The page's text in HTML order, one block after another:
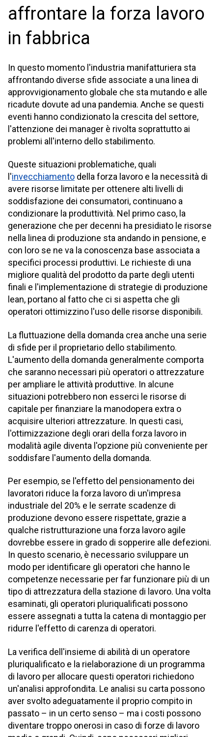
affrontare la forza lavoro
in fabbrica
In questo momento l'industria manifatturiera sta
affrontando diverse sfide associate a una linea di
approvvigionamento globale che sta mutando e alle
ricadute dovute ad una pandemia. Anche se questi
eventi hanno condizionato la crescita del settore,
l'attenzione dei manager è rivolta soprattutto ai
problemi all'interno dello stabilimento.
Queste situazioni problematiche, quali
l'invecchiamento della forza lavoro e la necessità di
avere risorse limitate per ottenere alti livelli di
soddisfazione dei consumatori, continuano a
condizionare la produttività. Nel primo caso, la
generazione che per decenni ha presidiato le risorse
nella linea di produzione sta andando in pensione, e
con loro se ne va la conoscenza base associata a
specifici processi produttivi. Le richieste di una
migliore qualità del prodotto da parte degli utenti
finali e l'implementazione di strategie di produzione
lean, portano al fatto che ci si aspetta che gli
operatori ottimizzino l'uso delle risorse disponibili.
La fluttuazione della domanda crea anche una serie
di sfide per il proprietario dello stabilimento.
L'aumento della domanda generalmente comporta
che saranno necessari più operatori o attrezzature
per ampliare le attività produttive. In alcune
situazioni potrebbero non esserci le risorse di
capitale per finanziare la manodopera extra o
acquisire ulteriori attrezzature. In questi casi,
l'ottimizzazione degli orari della forza lavoro in
modalità agile diventa l'opzione più conveniente per
soddisfare l'aumento della domanda.
Per esempio, se l'effetto del pensionamento dei
lavoratori riduce la forza lavoro di un'impresa
industriale del 20% e le serrate scadenze di
produzione devono essere rispettate, grazie a
qualche ristrutturazione una forza lavoro agile
dovrebbe essere in grado di sopperire alle defezioni.
In questo scenario, è necessario sviluppare un
modo per identificare gli operatori che hanno le
competenze necessarie per far funzionare più di un
tipo di attrezzatura della stazione di lavoro. Una volta
esaminati, gli operatori pluriqualificati possono
essere assegnati a tutta la catena di montaggio per
ridurre l'effetto di carenza di operatori.
La verifica dell'insieme di abilità di un operatore
pluriqualificato e la rielaborazione di un programma
di lavoro per allocare questi operatori richiedono
un'analisi approfondita. Le analisi su carta possono
aver svolto adeguatamente il proprio compito in
passato – in un certo senso – ma i costi possono
diventare troppo onerosi in caso di forze di lavoro